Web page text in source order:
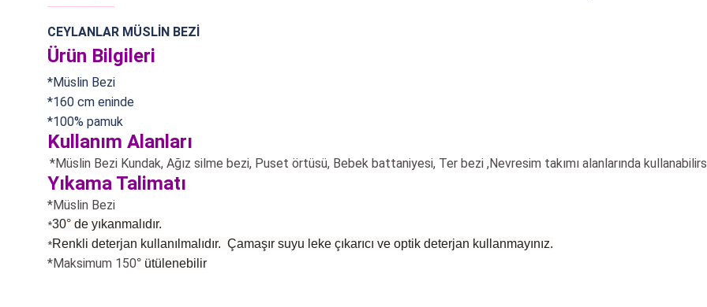
CEYLANLAR MÜSLİN BEZİ
Ürün Bilgileri
*Müslin Bezi
*160 cm eninde
*100% pamuk
Kullanım Alanları
*Müslin Bezi Kundak, Ağız silme bezi, Puset örtüsü, Bebek battaniyesi, Ter bezi ,Nevresim takımı alanlarında
Yıkama Talimatı
*Müslin Bezi
*30° de yıkanmalıdır.
*Renkli deterjan kullanılmalıdır. Çamaşır suyu leke çıkarıcı ve optik deterjan kullanmayınız.
*Maksimum 150° ütülenebilir